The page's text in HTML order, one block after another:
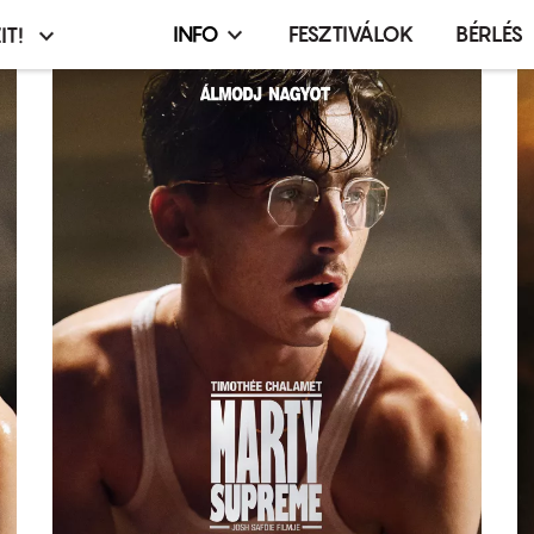
Infó,
esemény,
terembérlés
menü
INFO FESZTIVÁLOK BÉRLÉS